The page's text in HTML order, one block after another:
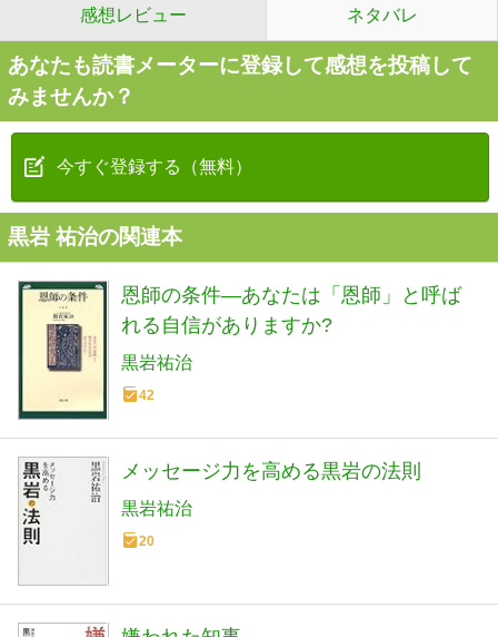
感想レビュー ネタバレ
あなたも読書メーターに登録して感想を投稿して
みませんか？
今すぐ登録する（無料）
黒岩 祐治の関連本
恩師の条件―あなたは「恩師」と呼ば
れる自信がありますか?
黒岩祐治
42
メッセージ力を高める黒岩の法則
黒岩祐治
20